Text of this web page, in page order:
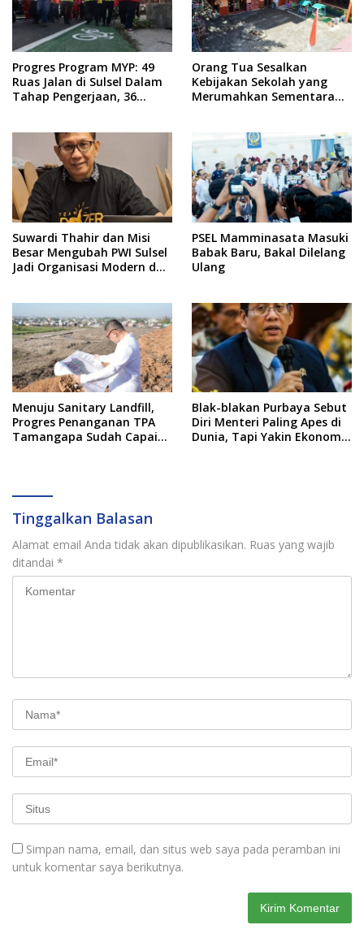
Progres Program MYP: 49
Ruas Jalan di Sulsel Dalam
Tahap Pengerjaan, 36
Orang Tua Sesalkan
Kebijakan Sekolah yang
Merumahkan Sementara
Suwardi Thahir dan Misi
Besar Mengubah PWI Sulsel
Jadi Organisasi Modern dan
PSEL Mamminasata Masuki
Babak Baru, Bakal Dilelang
Ulang
Menuju Sanitary Landfill,
Progres Penanganan TPA
Tamangapa Sudah Capai
Blak-blakan Purbaya Sebut
Diri Menteri Paling Apes di
Dunia, Tapi Yakin Ekonomi
Tinggalkan Balasan
Alamat email Anda tidak akan dipublikasikan. Ruas yang wajib
ditandai *
Simpan nama, email, dan situs web saya pada peramban ini
untuk komentar saya berikutnya.